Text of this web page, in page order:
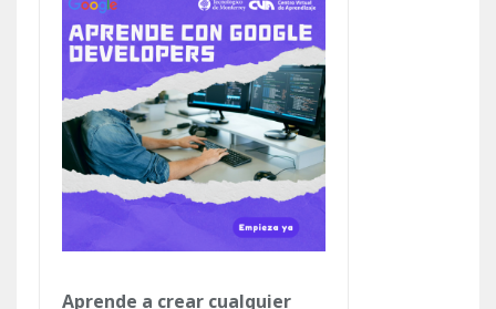
Aprende a crear cualquier